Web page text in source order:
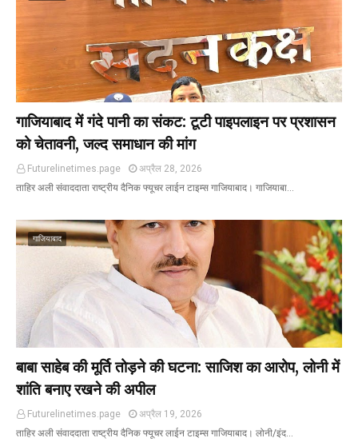
गाजियाबाद में गंदे पानी का संकट: टूटी पाइपलाइन पर प्रशासन
को चेतावनी, जल्द समाधान की मांग
Futurelinetimes.page
अप्रैल 28, 2026
ताहिर अली संवाददाता राष्ट्रीय दैनिक फ्यूचर लाईन टाइम्स गाजियाबाद। गाजियाबा…
गाजियाबाद
बाबा साहेब की मूर्ति तोड़ने की घटना: साजिश का आरोप, लोनी में
शांति बनाए रखने की अपील
Futurelinetimes.page
अप्रैल 19, 2026
ताहिर अली संवाददाता राष्ट्रीय दैनिक फ्यूचर लाईन टाइम्स गाजियाबाद। लोनी/इंद…